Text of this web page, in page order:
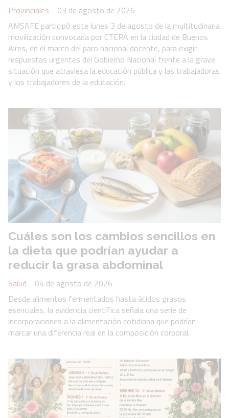
Provinciales
03 de agosto de 2026
AMSAFE participó este lunes 3 de agosto de la multitudinaria
movilización convocada por CTERA en la ciudad de Buenos
Aires, en el marco del paro nacional docente, para exigir
respuestas urgentes del Gobierno Nacional frente a la grave
situación que atraviesa la educación pública y las trabajadoras
y los trabajadores de la educación.
Cuáles son los cambios sencillos en
la dieta que podrían ayudar a
reducir la grasa abdominal
Salud
04 de agosto de 2026
Desde alimentos fermentados hasta ácidos grasos
esenciales, la evidencia científica señala una serie de
incorporaciones a la alimentación cotidiana que podrían
marcar una diferencia real en la composición corporal.